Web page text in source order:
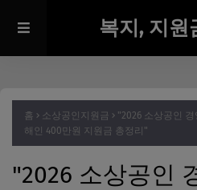
복지, 지
홈 소상공인지원금
"2026 소상공인
해인 400만원 지원금 총정리"
"2026 소상공인